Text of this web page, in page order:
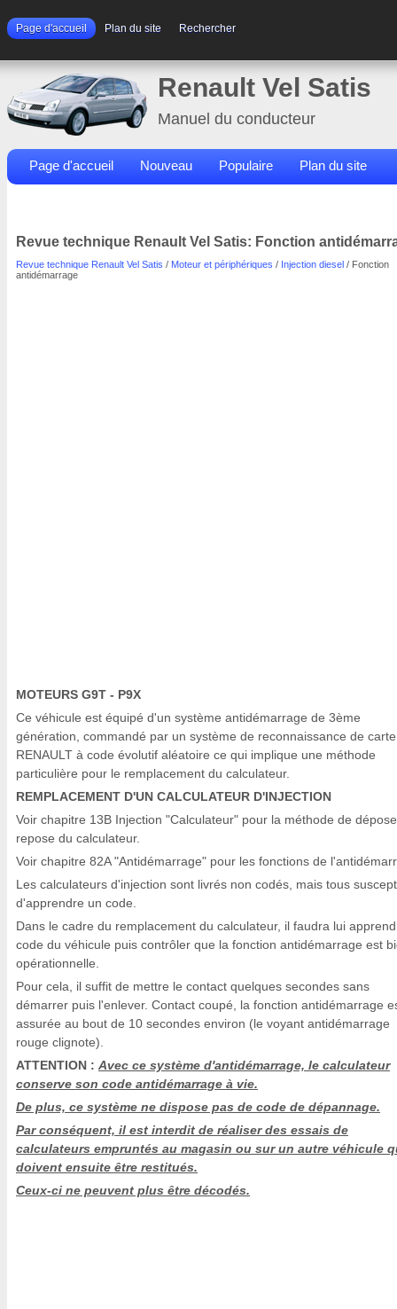
Page d'accueil Plan du site Rechercher
Renault Vel Satis
Manuel du conducteur
Page d'accueil Nouveau Populaire Plan du site
Revue technique Renault Vel Satis: Fonction
Revue technique Renault Vel Satis / Moteur et périphériques / Injection diesel / Fonction
antidémarrage
MOTEURS G9T - P9X
Ce véhicule est équipé d'un système antidémarrage de 3ème
génération, commandé par un système de reconnaissance de carte
RENAULT à code évolutif aléatoire ce qui implique une méthode
particulière pour le remplacement du calculateur.
REMPLACEMENT D'UN CALCULATEUR D'INJECTION
Voir chapitre 13B Injection "Calculateur" pour la méthode de
repose du calculateur.
Voir chapitre 82A "Antidémarrage" pour les fonctions de
Les calculateurs d'injection sont livrés non codés, mais tous
d'apprendre un code.
Dans le cadre du remplacement du calculateur, il faudra lui
code du véhicule puis contrôler que la fonction antidémarrage est
opérationnelle.
Pour cela, il suffit de mettre le contact quelques secondes sans
démarrer puis l'enlever. Contact coupé, la fonction antidémarrage
assurée au bout de 10 secondes environ (le voyant antidémarrage
rouge clignote).
ATTENTION : Avec ce système d'antidémarrage, le calculateur
conserve son code antidémarrage à vie.
De plus, ce système ne dispose pas de code de dépannage.
Par conséquent, il est interdit de réaliser des essais de
calculateurs empruntés au magasin ou sur un autre véhicule
doivent ensuite être restitués.
Ceux-ci ne peuvent plus être décodés.